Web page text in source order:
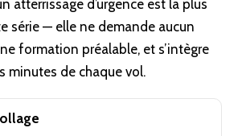
atterrissage d’urgence est la plus
série — elle ne demande aucun
formation préalable, et s’intègre
minutes de chaque vol.